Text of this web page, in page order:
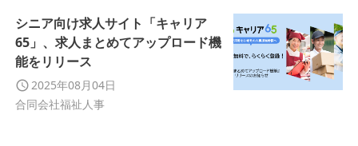
シニア向け求人サイト「キャリア
65」、求人まとめてアップロード機
能をリリース
2025年08月04日
合同会社福祉人事